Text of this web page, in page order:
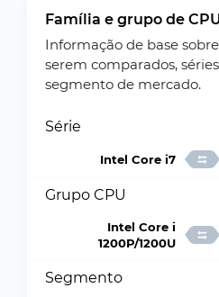
Família e grupo de
Informação de base
serem comparados,
segmento de mercado.
Série
Intel Core i7
Grupo CPU
Intel Core i
1200P/1200U
Segmento